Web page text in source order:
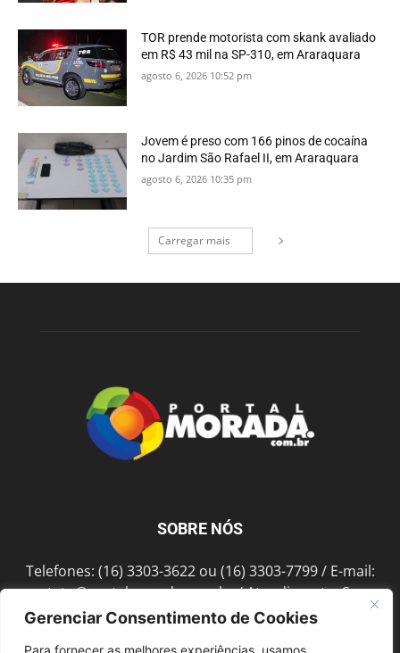
Gerenciar Consentimento de Cookies
Para fornecer as melhores experiências, usamos
TOR prende motorista com skank avaliado
em R$ 43 mil na SP-310, em Araraquara
agosto 6, 2026 10:52 pm
Jovem é preso com 166 pinos de cocaína
no Jardim São Rafael II, em Araraquara
agosto 6, 2026 10:35 pm
Carregar mais
SOBRE NÓS
Telefones: (16) 3303-3622 ou (16) 3303-7799 / E-mail:
contato@portalmorada.com.br/ Atendimento: Seg a
Sex das 8h às 18h / Endereço: Av. Bento de Abreu, 889